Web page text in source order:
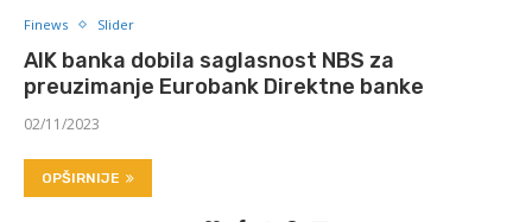
Finews Slider
AIK banka dobila saglasnost NBS za
preuzimanje Eurobank Direktne banke
02/11/2023
OPŠIRNIJE